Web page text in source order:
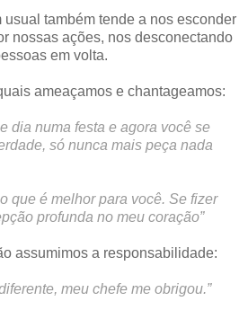
também tende a nos esconder
nossas ações, nos desconectando
em volta.
ameaçamos e chantageamos:
dia numa festa e agora você se
só nunca mais peça nada
que é melhor para você. Se fizer
profunda no meu coração”
assumimos a responsabilidade:
meu chefe me obrigou.”